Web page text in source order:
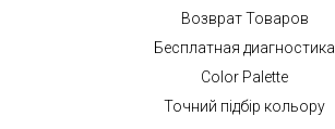
Возврат Товаров
Бесплатная диагностика
Color Palette
Точний підбір кольору